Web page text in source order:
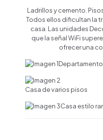
Ladrillos y cemento.
Todos ellos dificultan la
casa. Las unidades
que la señal WiFi
ofrecer una
Departamento
Casa de varios pisos
Casa estilo